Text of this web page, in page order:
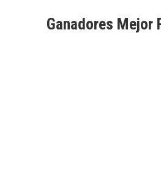
Ganadores Mejor